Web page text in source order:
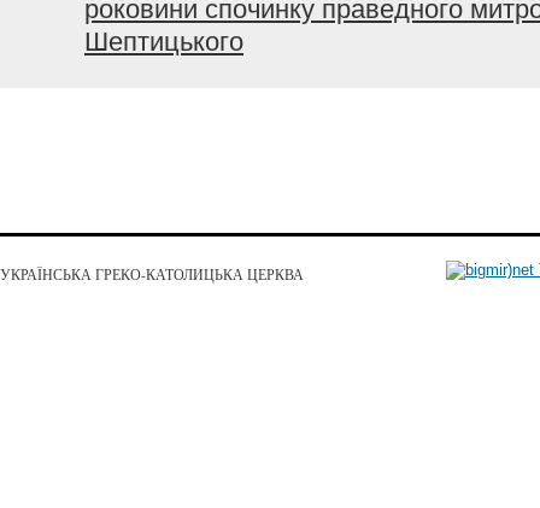
роковини спочинку праведного
Шептицького
УКРАЇНСЬКА ГРЕКО-КАТОЛИЦЬКА ЦЕРКВА